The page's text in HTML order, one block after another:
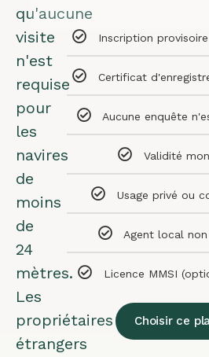
qu'aucune
visite
n'est
requise
pour
les
navires
de
moins
de
24
mètres.
Les
propriétaires
étrangers
Inscription
Certificat
Aucune enquête
Validité
Usage privé ou
Agent local
Licence MMSI
Choisir ce